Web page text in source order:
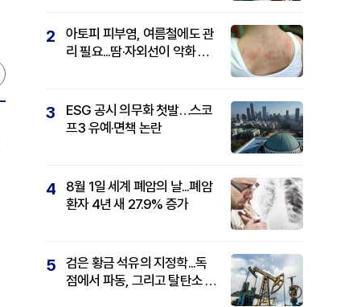
2
아토피 피부염, 여름철에도 관
리 필요...땀·자외선이 악화 요
3
ESG 공시 의무화 첫발…스코
프3 유예·면책 논란
4
8월 1일 세계 폐암의 날...폐암
환자 4년 새 27.9% 증가
5
검은 황금 석유의 지정학...독
점에서 파동, 그리고 탈탄소 패